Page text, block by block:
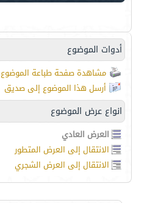
أدوات الموضوع
مشاهدة صفحة طباعة الموضوع
أرسل هذا الموضوع إلى صديق
انواع عرض الموضوع
العرض العادي
الانتقال إلى العرض المتطور
الانتقال إلى العرض الشجري